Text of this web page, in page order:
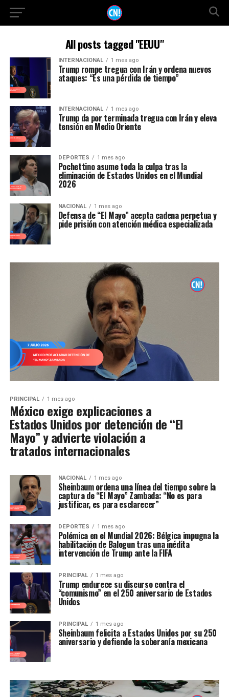
All posts tagged "EEUU"
INTERNACIONAL 1 mes ago
Trump rompe tregua con Irán y ordena nuevos
ataques: “Es una pérdida de tiempo”
INTERNACIONAL 1 mes ago
Trump da por terminada tregua con Irán y eleva
tensión en Medio Oriente
DEPORTES 1 mes ago
Pochettino asume toda la culpa tras la
eliminación de Estados Unidos en el Mundial
2026
NACIONAL 1 mes ago
Defensa de “El Mayo” acepta cadena perpetua y
pide prisión con atención médica especializada
PRINCIPAL 1 mes ago
México exige explicaciones a
Estados Unidos por detención de “El
Mayo” y advierte violación a
tratados internacionales
NACIONAL 1 mes ago
Sheinbaum ordena una línea del tiempo sobre la
captura de “El Mayo” Zambada: “No es para
justificar, es para esclarecer”
DEPORTES 1 mes ago
Polémica en el Mundial 2026: Bélgica impugna la
habilitación de Balogun tras una inédita
intervención de Trump ante la FIFA
PRINCIPAL 1 mes ago
Trump endurece su discurso contra el
“comunismo” en el 250 aniversario de Estados
Unidos
PRINCIPAL 1 mes ago
Sheinbaum felicita a Estados Unidos por su 250
aniversario y defiende la soberanía mexicana